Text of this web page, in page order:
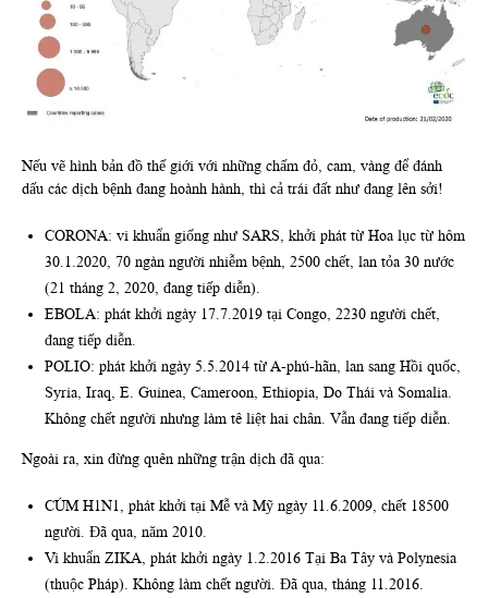
Nếu vẽ hình bản đồ thế giới với những chấm đỏ, cam, vàng để đánh
dấu các dịch bệnh đang hoành hành, thì cả trái đất như đang lên sởi!
CORONA: vi khuẩn giống như SARS, khởi phát từ Hoa lục từ hôm
30.1.2020, 70 ngàn người nhiễm bệnh, 2500 chết, lan tỏa 30 nước
(21 tháng 2, 2020, đang tiếp diễn).
EBOLA: phát khởi ngày 17.7.2019 tại Congo, 2230 người chết,
đang tiếp diễn.
POLIO: phát khởi ngày 5.5.2014 từ A-phú-hãn, lan sang Hồi quốc,
Syria, Iraq, E. Guinea, Cameroon, Ethiopia, Do Thái và Somalia.
Không chết người nhưng làm tê liệt hai chân. Vẫn đang tiếp diễn.
Ngoài ra, xin đừng quên những trận dịch đã qua:
CÚM H1N1, phát khởi tại Mễ và Mỹ ngày 11.6.2009, chết 18500
người. Đã qua, năm 2010.
Vi khuẩn ZIKA, phát khởi ngày 1.2.2016 Tại Ba Tây và Polynesia
(thuộc Pháp). Không làm chết người. Đã qua, tháng 11.2016.